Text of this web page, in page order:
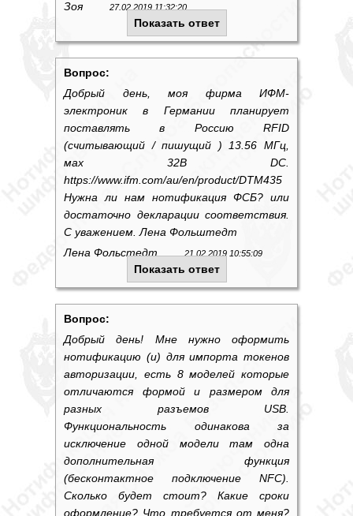
Зоя
27.02.2019 11:32:20
Показать ответ
Вопрос:
Добрый день, моя фирма ИФМ-
электроник в Германии планирует
поставлять в Россию RFID
(считывающий / пишущий ) 13.56 МГц,
мах 32В DC.
https://www.ifm.com/au/en/product/DTM435
Нужна ли нам нотификация ФСБ? или
достаточно декларации соответствия.
С уважением. Лена Фольштедт
Лена Фольстедт
21.02.2019 10:55:09
Показать ответ
Вопрос:
Добрый день! Мне нужно оформить
нотификацию (и) для импорта токенов
авторизации, есть 8 моделей которые
отличаются формой и размером для
разных разъемов USB.
Функциональность одинакова за
исключение одной модели там одна
дополнительная функция
(бесконтактное подключение NFC).
Сколько будет стоит? Какие сроки
оформление? Что требуется от меня?